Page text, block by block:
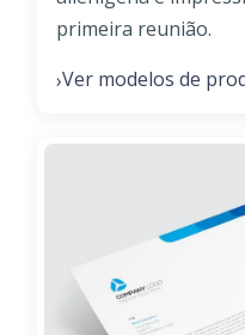
primeira reunião.
›Ver modelos de